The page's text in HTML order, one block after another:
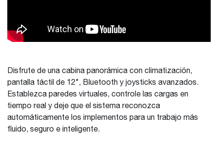
Disfrute de una cabina panorámica con climatización,
pantalla táctil de 12", Bluetooth y joysticks avanzados.
Establezca paredes virtuales, controle las cargas en
tiempo real y deje que el sistema reconozca
automáticamente los implementos para un trabajo más
fluido, seguro e inteligente.